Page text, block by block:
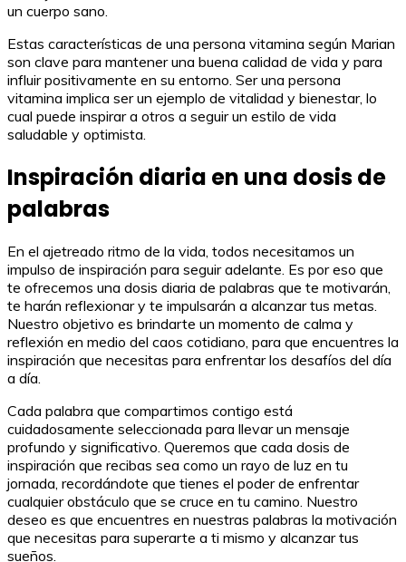
un cuerpo sano.
Estas características de una persona vitamina según Marian
son clave para mantener una buena calidad de vida y para
influir positivamente en su entorno. Ser una persona
vitamina implica ser un ejemplo de vitalidad y bienestar, lo
cual puede inspirar a otros a seguir un estilo de vida
saludable y optimista.
Inspiración diaria en una dosis de
palabras
En el ajetreado ritmo de la vida, todos necesitamos un
impulso de inspiración para seguir adelante. Es por eso que
te ofrecemos una dosis diaria de palabras que te motivarán,
te harán reflexionar y te impulsarán a alcanzar tus metas.
Nuestro objetivo es brindarte un momento de calma y
reflexión en medio del caos cotidiano, para que encuentres la
inspiración que necesitas para enfrentar los desafíos del día
a día.
Cada palabra que compartimos contigo está
cuidadosamente seleccionada para llevar un mensaje
profundo y significativo. Queremos que cada dosis de
inspiración que recibas sea como un rayo de luz en tu
jornada, recordándote que tienes el poder de enfrentar
cualquier obstáculo que se cruce en tu camino. Nuestro
deseo es que encuentres en nuestras palabras la motivación
que necesitas para superarte a ti mismo y alcanzar tus
sueños.